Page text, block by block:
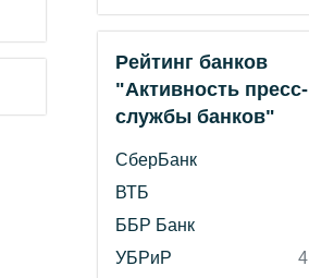
Рейтинг банков
"Активность пресс-
службы банков"
СберБанк
ВТБ
ББР Банк
УБРиР
4